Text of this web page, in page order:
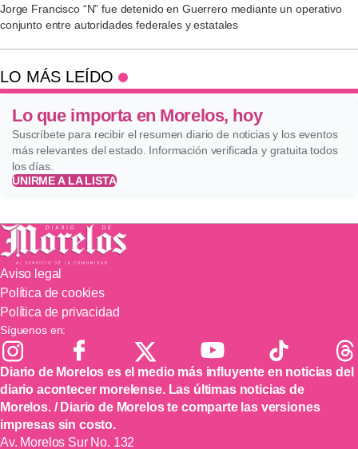
Jorge Francisco “N” fue detenido en Guerrero mediante un operativo
conjunto entre autoridades federales y estatales
LO MÁS LEÍDO
Lo que importa en Morelos, hoy
Suscríbete para recibir el resumen diario de noticias y los eventos
más relevantes del estado. Información verificada y gratuita todos
los días.
UNIRME A LA LISTA
Aviso legal
Política de cookies
Política de privacidad
Síguenos en:
Diario de Morelos es el medio más influyente en noticias del
diario acontecer morelense. Las últimas noticias de
Morelos. / Diario de Morelos te comparte las versiones
impresas sin costo.
Av. Morelos Sur No. 132